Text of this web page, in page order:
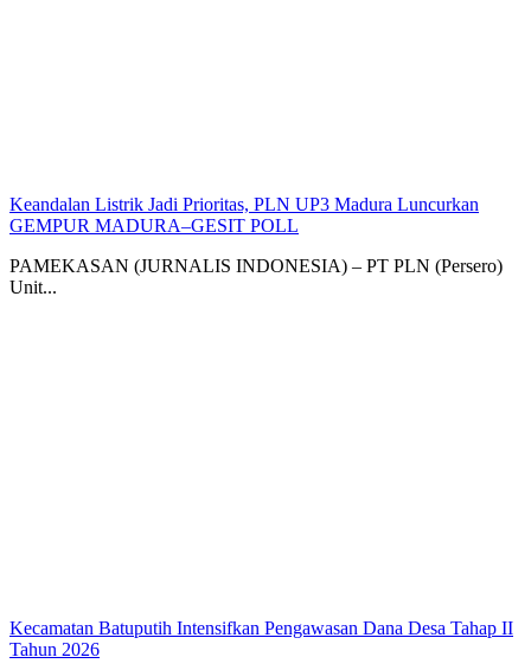
Keandalan Listrik Jadi Prioritas, PLN UP3 Madura Luncurkan
GEMPUR MADURA–GESIT POLL
PAMEKASAN (JURNALIS INDONESIA) – PT PLN (Persero)
Unit...
Kecamatan Batuputih Intensifkan Pengawasan Dana Desa Tahap II
Tahun 2026